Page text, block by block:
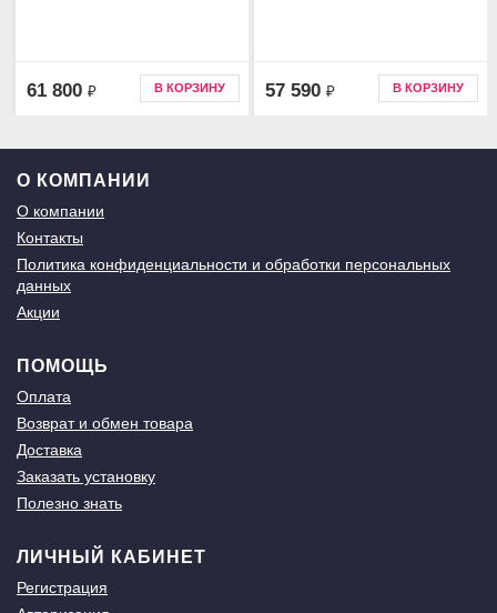
61 800 ₽ В КОРЗИНУ 57 590 ₽ В КОРЗИНУ
О КОМПАНИИ
О компании
Контакты
Политика конфиденциальности и обработки персональных
данных
Акции
ПОМОЩЬ
Оплата
Возврат и обмен товара
Доставка
Заказать установку
Полезно знать
ЛИЧНЫЙ КАБИНЕТ
Регистрация